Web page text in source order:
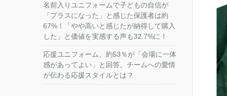
名前入りユニフォームで子どもの自信が
「プラスになった」と感じた保護者は約
67%！「やや高いと感じたが納得して購入
した」と価値を実感する声も32.7%に！
応援ユニフォーム、約53％が「会場に一体
感があってよい」と回答。チームへの愛情
が伝わる応援スタイルとは？